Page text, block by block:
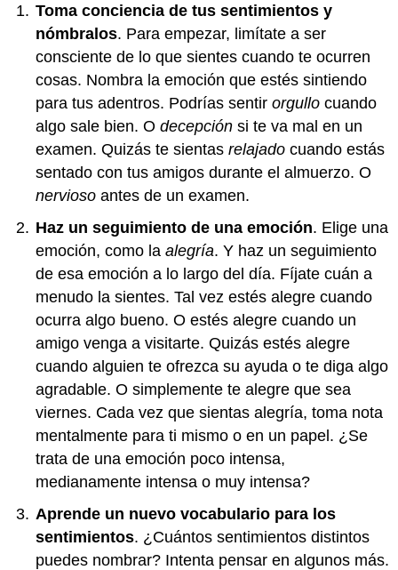
Toma conciencia de tus sentimientos y
nómbralos. Para empezar, limítate a ser
consciente de lo que sientes cuando te ocurren
cosas. Nombra la emoción que estés sintiendo
para tus adentros. Podrías sentir orgullo cuando
algo sale bien. O decepción si te va mal en un
examen. Quizás te sientas relajado cuando estás
sentado con tus amigos durante el almuerzo. O
nervioso antes de un examen.
Haz un seguimiento de una emoción. Elige una
emoción, como la alegría. Y haz un seguimiento
de esa emoción a lo largo del día. Fíjate cuán a
menudo la sientes. Tal vez estés alegre cuando
ocurra algo bueno. O estés alegre cuando un
amigo venga a visitarte. Quizás estés alegre
cuando alguien te ofrezca su ayuda o te diga algo
agradable. O simplemente te alegre que sea
viernes. Cada vez que sientas alegría, toma nota
mentalmente para ti mismo o en un papel. ¿Se
trata de una emoción poco intensa,
medianamente intensa o muy intensa?
Aprende un nuevo vocabulario para los
sentimientos. ¿Cuántos sentimientos distintos
puedes nombrar? Intenta pensar en algunos más.